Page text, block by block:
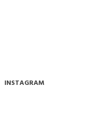
INSTAGRAM